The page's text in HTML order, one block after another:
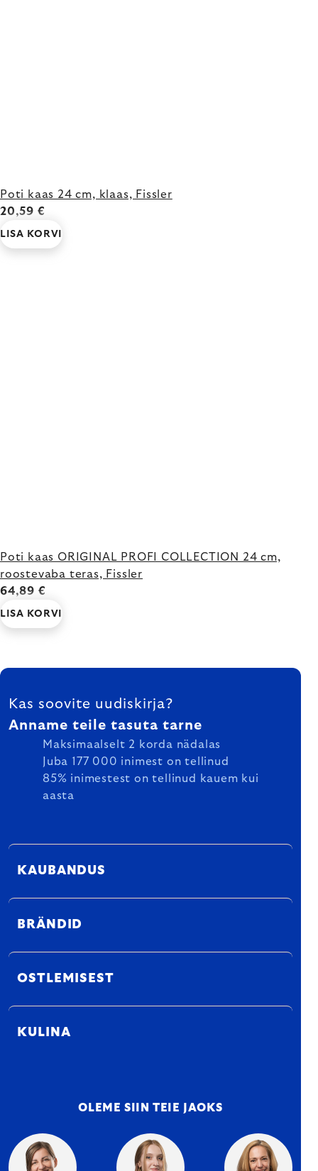
Poti kaas 24 cm, klaas, Fissler
20,59 €
LISA KORVI
Poti kaas ORIGINAL PROFI COLLECTION 24 cm,
roostevaba teras, Fissler
64,89 €
LISA KORVI
FOOTER
Kas soovite uudiskirja?
Anname teile tasuta tarne
Maksimaalselt 2 korda nädalas
Juba 177 000 inimest on tellinud
85% inimestest on tellinud kauem kui
aasta
KAUBANDUS
BRÄNDID
OSTLEMISEST
KULINA
OLEME SIIN TEIE JAOKS